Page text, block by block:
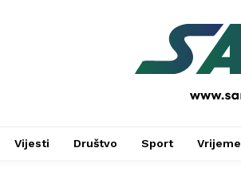
Vijesti Društvo Sport Vrijeme